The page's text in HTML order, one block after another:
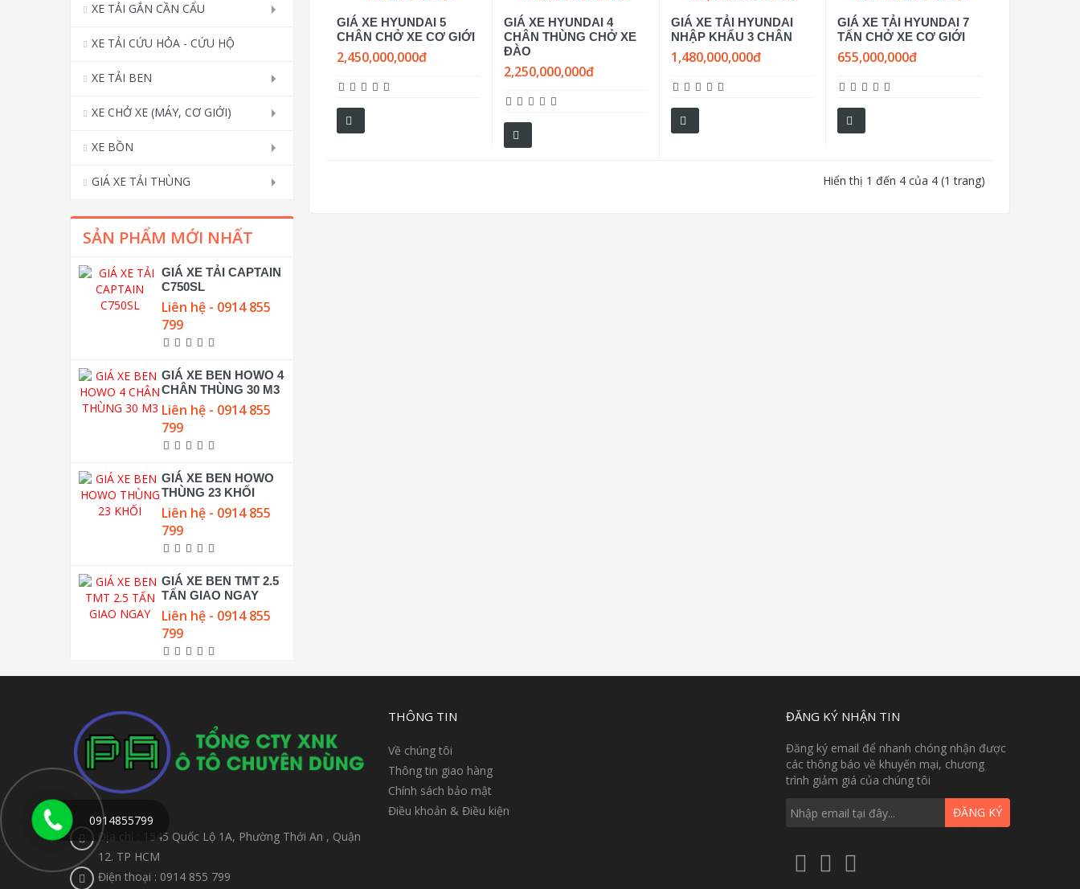
XE TẢI GẮN CẦN CẨU
XE TẢI CỨU HỎA - CỨU HỘ
XE TẢI BEN
XE CHỞ XE (MÁY, CƠ GIỚI)
XE BỒN
GIÁ XE TẢI THÙNG
SẢN PHẨM MỚI NHẤT
GIÁ XE TẢI CAPTAIN
C750SL
Liên hệ - 0914 855
799
GIÁ XE BEN HOWO 4
CHÂN THÙNG 30 M3
Liên hệ - 0914 855
799
GIÁ XE BEN HOWO
THÙNG 23 KHỐI
Liên hệ - 0914 855
799
GIÁ XE BEN TMT 2.5
TẤN GIAO NGAY
Liên hệ - 0914 855
799
GIÁ XE HYUNDAI 5
CHÂN CHỞ XE CƠ GIỚI
2,450,000,000đ
GIÁ XE HYUNDAI 4
CHÂN THÙNG CHỞ XE
ĐÀO
2,250,000,000đ
GIÁ XE TẢI HYUNDAI
NHẬP KHẨU 3 CHÂN
1,480,000,000đ
GIÁ XE TẢI HYUNDAI 7
TẤN CHỞ XE CƠ GIỚI
655,000,000đ
Hiển thị 1 đến 4 của 4 (1 trang)
Địa chỉ : 1545 Quốc Lộ 1A, Phường Thới An , Quận
12. TP HCM
Điện thoại : 0914 855 799
THÔNG TIN
Về chúng tôi
Thông tin giao hàng
Chính sách bảo mật
Điều khoản & Điều kiện
ĐĂNG KÝ NHẬN TIN
Đăng ký email để nhanh chóng nhận được
các thông báo về khuyến mại, chương
trình giảm giá của chúng tôi
ĐĂNG KÝ
0914855799